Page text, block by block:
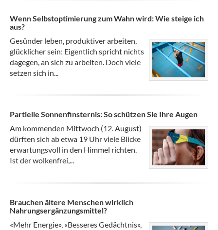
Wenn Selbstoptimierung zum Wahn wird: Wie steige ich
aus?
Gesünder leben, produktiver arbeiten,
glücklicher sein: Eigentlich spricht nichts
dagegen, an sich zu arbeiten. Doch viele
setzen sich in...
Partielle Sonnenfinsternis: So schützen Sie Ihre Augen
Am kommenden Mittwoch (12. August)
dürften sich ab etwa 19 Uhr viele Blicke
erwartungsvoll in den Himmel richten.
Ist der wolkenfrei,...
Brauchen ältere Menschen wirklich
Nahrungsergänzungsmittel?
«Mehr Energie», «Besseres Gedächtnis»,